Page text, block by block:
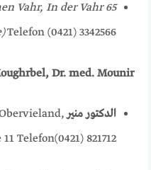
Vahr, In der Vahr 65
Telefon (0421) 3342566
Dr. med. Mounir
الدكتور منير
Telefon(0421) 821712